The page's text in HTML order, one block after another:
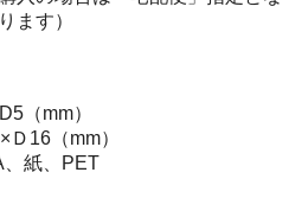
ます）
（mm）
16（mm）
、紙、PET